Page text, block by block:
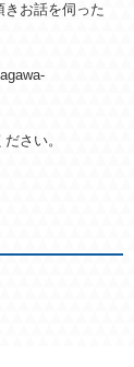
きお話を伺った
さい。